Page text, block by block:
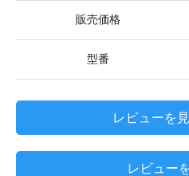
販売価格
型番
レビューを
レビュー